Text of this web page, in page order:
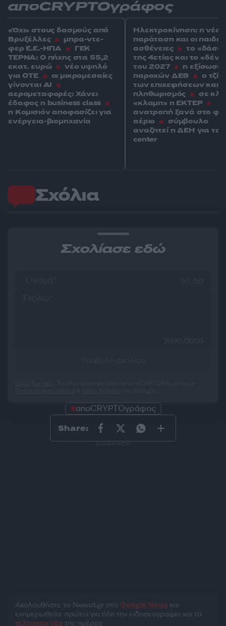
Σχόλια
Σχολίασε εδώ
2000 /2000
αποCRYPTOγράφος
Share:
ΔΙΑΦΗΜΙΣΗ
Ακολουθήστε το Νewsit.gr στο Google News και
ενημερωθείτε πρώτοι για όλη την ειδησεογραφία και τα
τελευταία νέα της ημέρας
αποCRYPTOγράφος
«Όχι» στους δασμούς από
Βρυξέλλες
μπρα-ντε-
φερ Ε.Ε.-ΗΠΑ
ΓΕΚ
ΤΕΡΝΑ: Ο πήχης στα 55,2
εκατ. ευρώ
νέο υψηλό
για ΟΤΕ
οι μικρομεσαίες
γίνονται ΑΙ
αερομεταφορές: Χάνει
έδαφος η business class
η Κομισιόν αποφασίζει για
ενέργεια-βιομηχανία
Ηλεκτροκίνηση: η νέα
παράταση και οι
ασθένειες
το
της 4ετίας και το
του 2027
η εξίσωση
παροχών ΔΕΘ
ο
των επιχειρήσεων και ο
πληθωρισμός
σε
«κλαμπ» η ΕΚΤΕΡ
ανατροπή ξανά στο
αέριο
σύμβουλο
αναζητεί η ΔΕΗ για το
center